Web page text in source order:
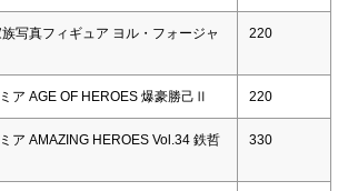
写真フィギュア ヨル・フォージャ
220
ア AGE OF HEROES 爆豪勝己Ⅱ 220
ア AMAZING HEROES Vol.34 鉄哲
330